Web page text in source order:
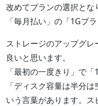
改めてプランの選択とな
「毎月払い」の「1Gプ
ストレージのアップグ
良いと思います。
「最初の一度きり」で
「ディスク容量は半分
いう言葉があります。